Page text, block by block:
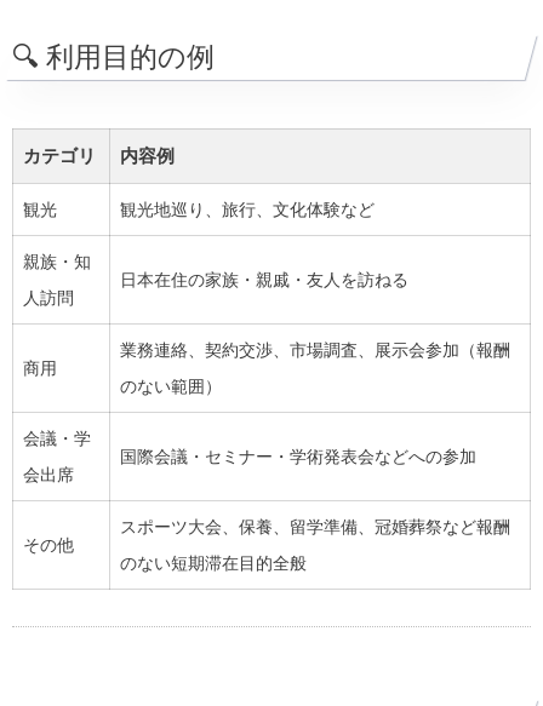
🔍 利用目的の例
カテゴリ 内容例
観光 観光地巡り、旅行、文化体験など
親族・知
人訪問
日本在住の家族・親戚・友人を訪ねる
商用
業務連絡、契約交渉、市場調査、展示会参加（報酬
のない範囲）
会議・学
会出席
国際会議・セミナー・学術発表会などへの参加
その他
スポーツ大会、保養、留学準備、冠婚葬祭など報酬
のない短期滞在目的全般